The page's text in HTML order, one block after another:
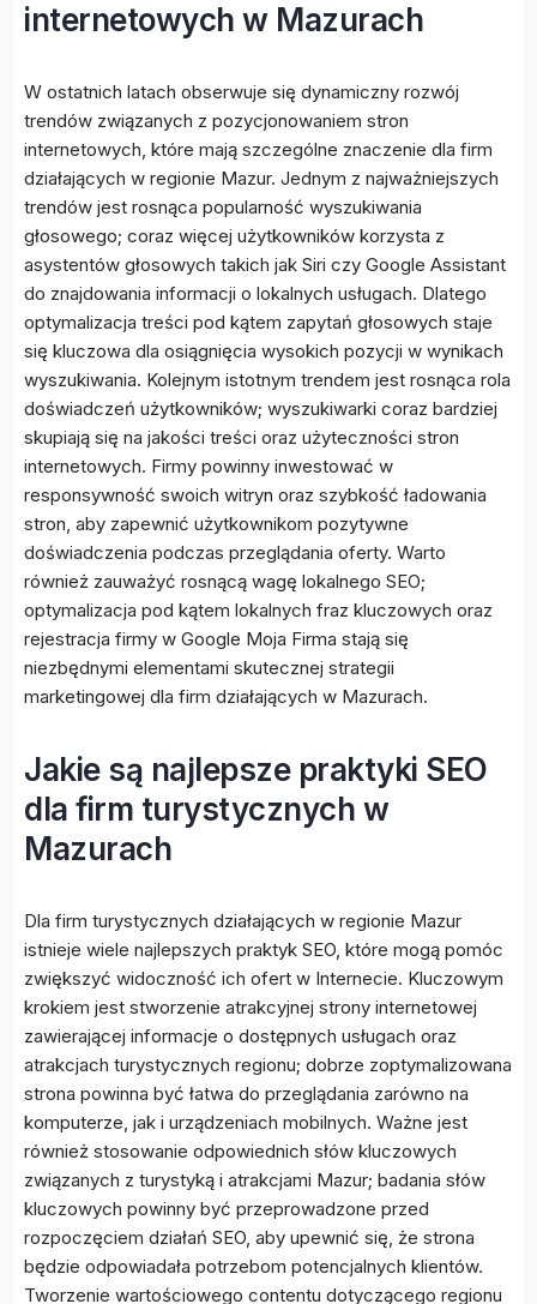
internetowych w Mazurach
W ostatnich latach obserwuje się dynamiczny rozwój
trendów związanych z pozycjonowaniem stron
internetowych, które mają szczególne znaczenie dla firm
działających w regionie Mazur. Jednym z najważniejszych
trendów jest rosnąca popularność wyszukiwania
głosowego; coraz więcej użytkowników korzysta z
asystentów głosowych takich jak Siri czy Google Assistant
do znajdowania informacji o lokalnych usługach. Dlatego
optymalizacja treści pod kątem zapytań głosowych staje
się kluczowa dla osiągnięcia wysokich pozycji w wynikach
wyszukiwania. Kolejnym istotnym trendem jest rosnąca rola
doświadczeń użytkowników; wyszukiwarki coraz bardziej
skupiają się na jakości treści oraz użyteczności stron
internetowych. Firmy powinny inwestować w
responsywność swoich witryn oraz szybkość ładowania
stron, aby zapewnić użytkownikom pozytywne
doświadczenia podczas przeglądania oferty. Warto
również zauważyć rosnącą wagę lokalnego SEO;
optymalizacja pod kątem lokalnych fraz kluczowych oraz
rejestracja firmy w Google Moja Firma stają się
niezbędnymi elementami skutecznej strategii
marketingowej dla firm działających w Mazurach.
Jakie są najlepsze praktyki SEO
dla firm turystycznych w
Mazurach
Dla firm turystycznych działających w regionie Mazur
istnieje wiele najlepszych praktyk SEO, które mogą pomóc
zwiększyć widoczność ich ofert w Internecie. Kluczowym
krokiem jest stworzenie atrakcyjnej strony internetowej
zawierającej informacje o dostępnych usługach oraz
atrakcjach turystycznych regionu; dobrze zoptymalizowana
strona powinna być łatwa do przeglądania zarówno na
komputerze, jak i urządzeniach mobilnych. Ważne jest
również stosowanie odpowiednich słów kluczowych
związanych z turystyką i atrakcjami Mazur; badania słów
kluczowych powinny być przeprowadzone przed
rozpoczęciem działań SEO, aby upewnić się, że strona
będzie odpowiadała potrzebom potencjalnych klientów.
Tworzenie wartościowego contentu dotyczącego regionu